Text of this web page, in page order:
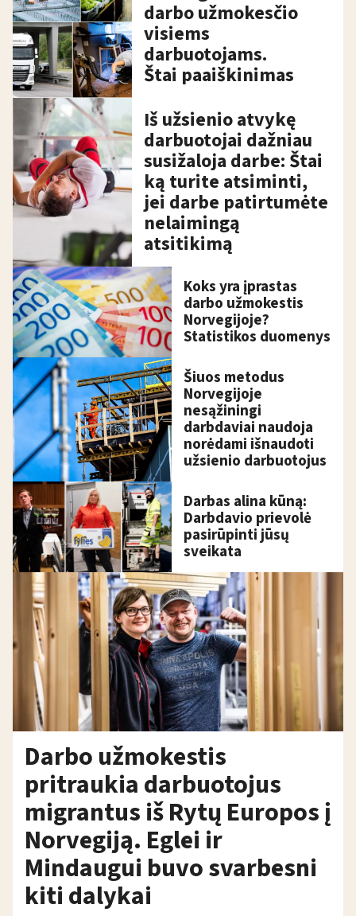
darbo užmokesčio
visiems
darbuotojams.
Štai paaiškinimas
Iš užsienio atvykę
darbuotojai dažniau
susižaloja darbe: Štai
ką turite atsiminti,
jei darbe patirtumėte
nelaimingą
atsitikimą
Koks yra įprastas
darbo užmokestis
Norvegijoje?
Statistikos duomenys
Šiuos metodus
Norvegijoje
nesąžiningi
darbdaviai naudoja
norėdami išnaudoti
užsienio darbuotojus
Darbas alina kūną:
Darbdavio prievolė
pasirūpinti jūsų
sveikata
Darbo užmokestis
pritraukia darbuotojus
migrantus iš Rytų Europos į
Norvegiją. Eglei ir
Mindaugui buvo svarbesni
kiti dalykai